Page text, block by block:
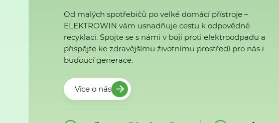
Od malých spotřebičů po velké domácí přístroje –
ELEKTROWIN vám usnadňuje cestu k odpovědné
recyklaci. Spojte se s námi v boji proti elektroodpadu a
přispějte ke zdravějšímu životnímu prostředí pro nás i
budoucí generace.
Více o nás